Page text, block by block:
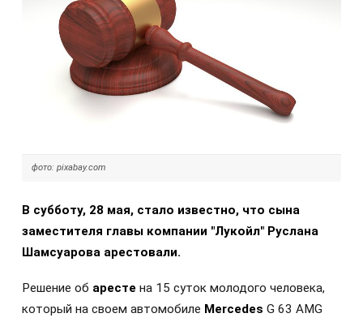
фото: pixabay.com
В субботу, 28 мая, стало известно, что сына
заместителя главы компании "Лукойл" Руслана
Шамсуарова арестовали.
Решение об аресте на 15 суток молодого человека,
который на своем автомобиле Mercedes G 63 AMG